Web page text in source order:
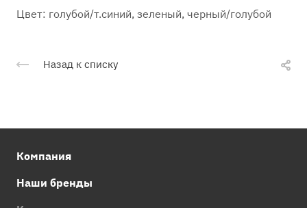
Цвет: голубой/т.синий, зеленый, черный/голубой
Назад к списку
Компания
Наши бренды